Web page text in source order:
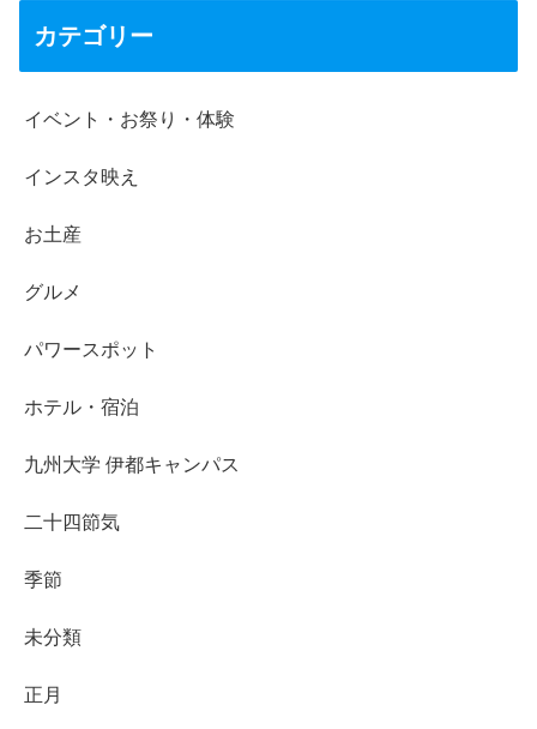
カテゴリー
イベント・お祭り・体験
インスタ映え
お土産
グルメ
パワースポット
ホテル・宿泊
九州大学 伊都キャンパス
二十四節気
季節
未分類
正月